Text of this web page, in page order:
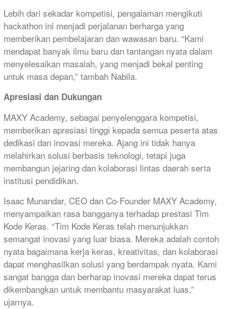
Lebih dari sekadar kompetisi, pengalaman mengikuti
hackathon ini menjadi perjalanan berharga yang
memberikan pembelajaran dan wawasan baru. “Kami
mendapat banyak ilmu baru dan tantangan nyata dalam
menyelesaikan masalah, yang menjadi bekal penting
untuk masa depan,” tambah Nabila.
Apresiasi dan Dukungan
MAXY Academy, sebagai penyelenggara kompetisi,
memberikan apresiasi tinggi kepada semua peserta atas
dedikasi dan inovasi mereka. Ajang ini tidak hanya
melahirkan solusi berbasis teknologi, tetapi juga
membangun jejaring dan kolaborasi lintas daerah serta
institusi pendidikan.
Isaac Munandar, CEO dan Co-Founder MAXY Academy,
menyampaikan rasa bangganya terhadap prestasi Tim
Kode Keras. “Tim Kode Keras telah menunjukkan
semangat inovasi yang luar biasa. Mereka adalah contoh
nyata bagaimana kerja keras, kreativitas, dan kolaborasi
dapat menghasilkan solusi yang berdampak nyata. Kami
sangat bangga dan berharap inovasi mereka dapat terus
dikembangkan untuk membantu masyarakat luas,”
ujarnya.